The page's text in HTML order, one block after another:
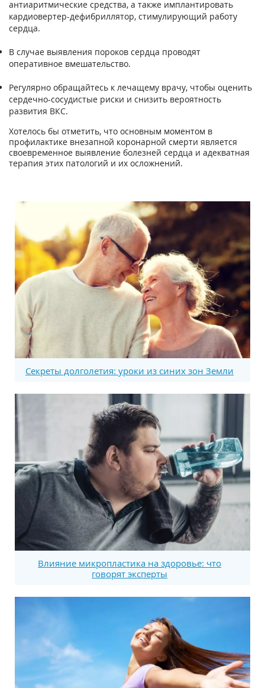
антиаритмические средства, а также имплантировать
кардиовертер-дефибриллятор, стимулирующий работу
сердца.
В случае выявления пороков сердца проводят
оперативное вмешательство.
Регулярно обращайтесь к лечащему врачу, чтобы оценить
сердечно-сосудистые риски и снизить вероятность
развития ВКС.
Хотелось бы отметить, что основным моментом в
профилактике внезапной коронарной смерти является
своевременное выявление болезней сердца и адекватная
терапия этих патологий и их осложнений.
Секреты долголетия: уроки из синих зон Земли
Влияние микропластика на здоровье: что
говорят эксперты